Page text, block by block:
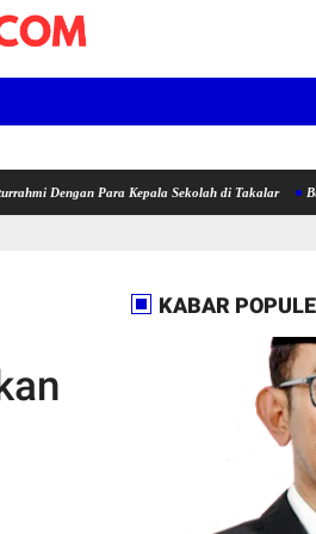
Para Kepala Sekolah di Takalar Bupati
KABAR